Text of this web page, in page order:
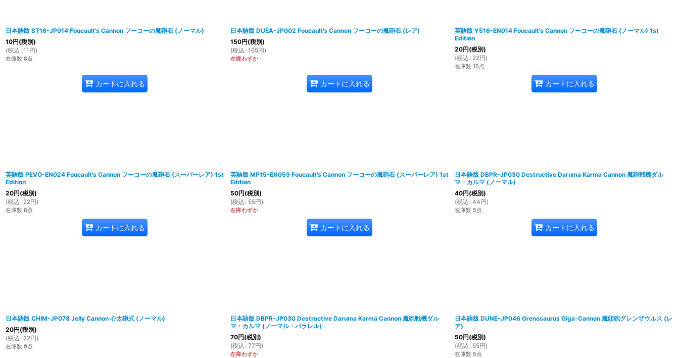
日本語版 ST16-JP014 Foucault's Cannon フーコーの魔砲石 (ノーマル)
10円(税別)
(税込 : 11 円)
在庫数 8点
カートに入れる
日本語版 DUEA-JP002 Foucault's Cannon フーコーの魔砲石 (レア)
150円(税別)
(税込 : 165円)
在庫わずか
カートに入れる
英語版 YS16-EN014 Foucault's Cannon フーコーの魔砲石 (ノーマル) 1st
Edition
20円(税別)
(税込 : 22円)
在庫数 16点
カートに入れる
英語版 PEVO-EN024 Foucault's Cannon フーコーの魔砲石 (スーパーレア) 1st
Edition
20円(税別)
(税込 : 22円)
在庫数 8点
カートに入れる
英語版 MP15-EN059 Foucault's Cannon フーコーの魔砲石 (スーパーレア) 1st
Edition
50円(税別)
(税込 : 55円)
在庫わずか
カートに入れる
日本語版 DBPR-JP030 Destructive Daruma Karma Cannon 魔砲戦機ダル
マ・カルマ (ノーマル)
40円(税別)
(税込 : 44円)
在庫数 5点
カートに入れる
日本語版 CHIM-JP078 Jelly Cannon 心太砲式 (ノーマル)
20円(税別)
(税込 : 22円)
在庫数 9点
日本語版 DBPR-JP030 Destructive Daruma Karma Cannon 魔砲戦機ダル
マ・カルマ (ノーマル・パラレル)
70円(税別)
(税込 : 77円)
在庫わずか
日本語版 DUNE-JP046 Grenosaurus Giga-Cannon 魔頭砲グレンザウルス (レ
ア)
50円(税別)
(税込 : 55円)
在庫数 5点